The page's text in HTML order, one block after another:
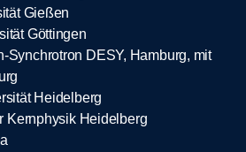
Gießen
Göttingen
Synchrotron DESY, Hamburg, mit
Heidelberg
Kernphysik Heidelberg